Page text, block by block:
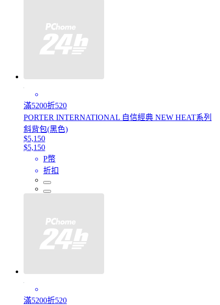
滿5200折520
PORTER INTERNATIONAL 自信經典 NEW HEAT系列
斜背包(黑色)
$5,150
$5,150
P幣
折扣
滿5200折520